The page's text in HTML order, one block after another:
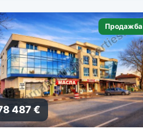
Продажба
487 €